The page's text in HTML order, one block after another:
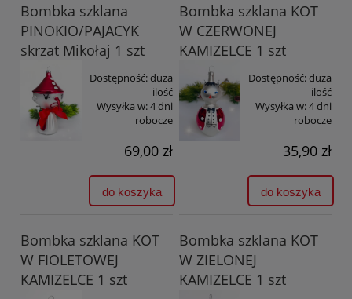
Bombka szklana
PINOKIO/PAJACYK
skrzat Mikołaj 1 szt
Dostępność:duża
ilość
Wysyłka w:4 dni
robocze
69,00 zł
do koszyka
Bombka szklana KOT
W CZERWONEJ
KAMIZELCE 1 szt
Dostępność:duża
ilość
Wysyłka w:4 dni
robocze
35,90 zł
do koszyka
Bombka szklana KOT
W FIOLETOWEJ
KAMIZELCE 1 szt
Bombka szklana KOT
W ZIELONEJ
KAMIZELCE 1 szt